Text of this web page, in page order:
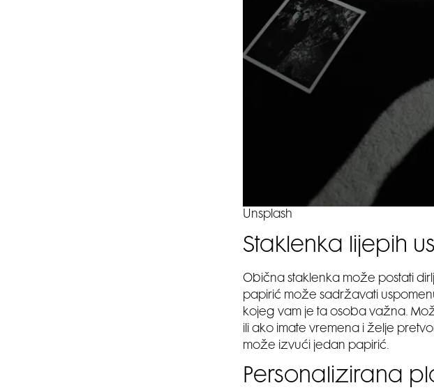
Unsplash
Staklenka lijepih
Obična staklenka može postati
papirić može sadržavati
kojeg vam je ta osoba važna.
ili ako imate vremena i želje
može izvući jedan papirić.
Personalizirana